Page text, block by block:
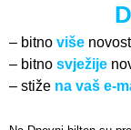
– bitno više
– bitno svježije
– stiže na vaš e-